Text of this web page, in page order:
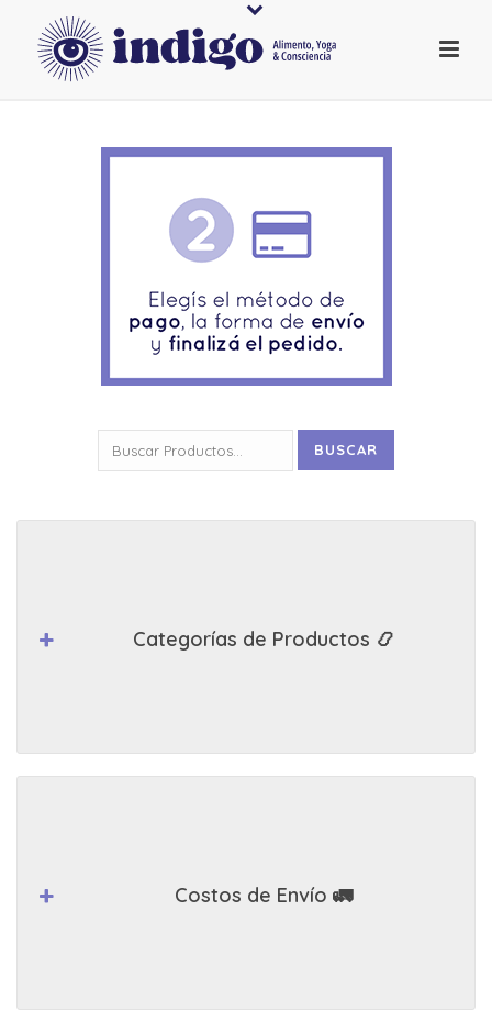
por:
BUSCAR
Categorías de Productos 📿
Costos de Envío 🚛